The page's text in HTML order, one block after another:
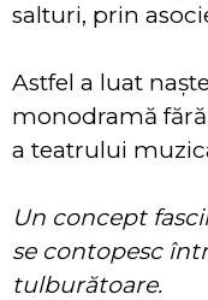
salturi, prin
Astfel a luat
monodramă
a teatrului
Un concept
se contopesc
tulburătoare.